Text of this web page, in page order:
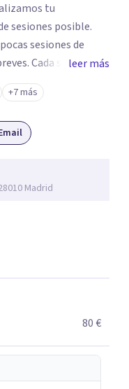
sesiones posible.
sesiones de
Cada sesión de
a conseguir
destaca la
el tratamiento de
ansiedad , estrés,
para el
leer más
+7 más
Madrid
80 €